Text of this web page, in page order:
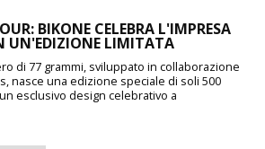
BIKONE CELEBRA L'IMPRESA
UN'EDIZIONE LIMITATA
di 77 grammi, sviluppato in collaborazione
nasce una edizione speciale di soli 500
esclusivo design celebrativo a